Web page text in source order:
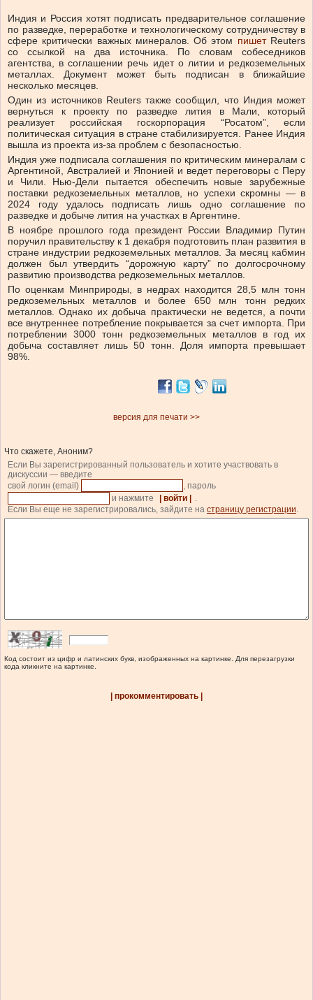
Индия и Россия хотят подписать предварительное соглашение
по разведке, переработке и технологическому сотрудничеству в
сфере критически важных минералов. Об этом пишет Reuters
со ссылкой на два источника. По словам собеседников
агентства, в соглашении речь идет о литии и редкоземельных
металлах. Документ может быть подписан в ближайшие
несколько месяцев.
Один из источников Reuters также сообщил, что Индия может
вернуться к проекту по разведке лития в Мали, который
реализует российская госкорпорация “Росатом”, если
политическая ситуация в стране стабилизируется. Ранее Индия
вышла из проекта из-за проблем с безопасностью.
Индия уже подписала соглашения по критическим минералам с
Аргентиной, Австралией и Японией и ведет переговоры с Перу
и Чили. Нью-Дели пытается обеспечить новые зарубежные
поставки редкоземельных металлов, но успехи скромны — в
2024 году удалось подписать лишь одно соглашение по
разведке и добыче лития на участках в Аргентине.
В ноябре прошлого года президент России Владимир Путин
поручил правительству к 1 декабря подготовить план развития в
стране индустрии редкоземельных металлов. За месяц кабмин
должен был утвердить “дорожную карту” по долгосрочному
развитию производства редкоземельных металлов.
По оценкам Минприроды, в недрах находится 28,5 млн тонн
редкоземельных металлов и более 650 млн тонн редких
металлов. Однако их добыча практически не ведется, а почти
все внутреннее потребление покрывается за счет импорта. При
потреблении 3000 тонн редкоземельных металлов в год их
добыча составляет лишь 50 тонн. Доля импорта превышает
98%.
версия для печати >>
Что скажете, Аноним?
Если Вы зарегистрированный пользователь и хотите участвовать в
дискуссии — введите
свой логин (email)
, пароль
и нажмите
| войти |
.
Если Вы еще не зарегистрировались, зайдите на страницу регистрации.
Код состоит из цифр и латинских букв, изображенных на картинке. Для перезагрузки
кода кликните на картинке.
| прокомментировать |